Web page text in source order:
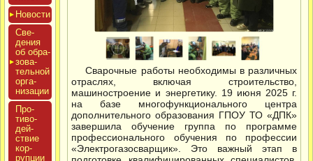
Новос­ти
Све­
дения
об об­ра­
зова­
тель­ной
ор­га­
низа­ции
Про­
тиво­
дей­
ствие
кор­
рупции
Сварочные работы необходимы в различных
отраслях, включая строительство,
машиностроение и энергетику. 19 июня 2025 г.
на базе многофункционального центра
дополнительного образования ГПОУ ТО «ДПК»
завершила обучение группа по программе
профессионального обучения по профессии
«Электрогазосварщик». Это важный этап в